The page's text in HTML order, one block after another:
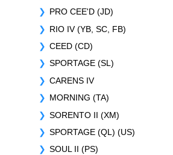
PRO CEE'D (JD)
RIO IV (YB, SC, FB)
CEED (CD)
SPORTAGE (SL)
CARENS IV
MORNING (TA)
SORENTO II (XM)
SPORTAGE (QL) (US)
SOUL II (PS)